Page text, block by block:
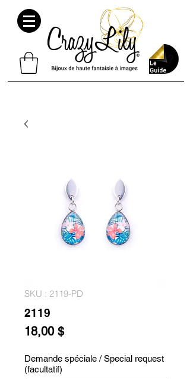
SKU : 2119-PD
2119
18,00 $Prix
Demande spéciale / Special request
(facultatif)